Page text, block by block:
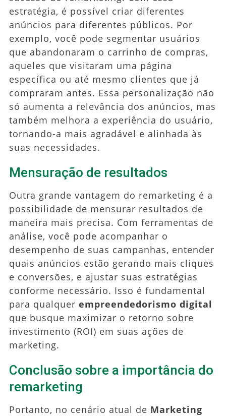
estratégia, é possível criar diferentes
anúncios para diferentes públicos. Por
exemplo, você pode segmentar usuários
que abandonaram o carrinho de compras,
aqueles que visitaram uma página
específica ou até mesmo clientes que já
compraram antes. Essa personalização não
só aumenta a relevância dos anúncios, mas
também melhora a experiência do usuário,
tornando-a mais agradável e alinhada às
suas necessidades.
Mensuração de resultados
Outra grande vantagem do remarketing é a
possibilidade de mensurar resultados de
maneira mais precisa. Com ferramentas de
análise, você pode acompanhar o
desempenho de suas campanhas, entender
quais anúncios estão gerando mais cliques
e conversões, e ajustar suas estratégias
conforme necessário. Isso é fundamental
para qualquer empreendedorismo digital
que busque maximizar o retorno sobre
investimento (ROI) em suas ações de
marketing.
Conclusão sobre a importância do
remarketing
Portanto, no cenário atual de Marketing